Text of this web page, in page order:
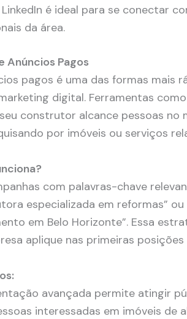
LinkedIn é ideal para se conectar
da área.
Anúncios Pagos
pagos é uma das formas mais
digital. Ferramentas como
construtor alcance pessoas no
por imóveis ou serviços
com palavras-chave
especializada em reformas” ou
em Belo Horizonte”. Essa
aplique nas primeiras
avançada permite atingir
interessadas em imóveis de